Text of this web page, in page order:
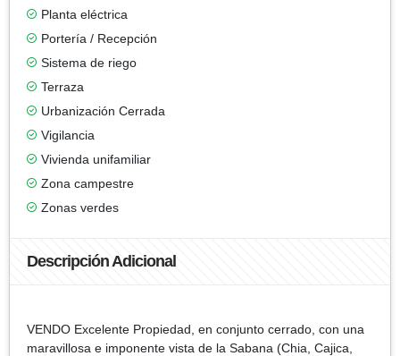
Planta eléctrica
Portería / Recepción
Sistema de riego
Terraza
Urbanización Cerrada
Vigilancia
Vivienda unifamiliar
Zona campestre
Zonas verdes
Descripción Adicional
VENDO Excelente Propiedad, en conjunto cerrado, con una
maravillosa e imponente vista de la Sabana (Chia, Cajica,